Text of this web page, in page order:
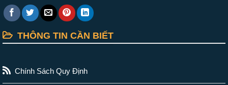
THÔNG TIN CẦN BIẾT
Chính Sách Quy Định